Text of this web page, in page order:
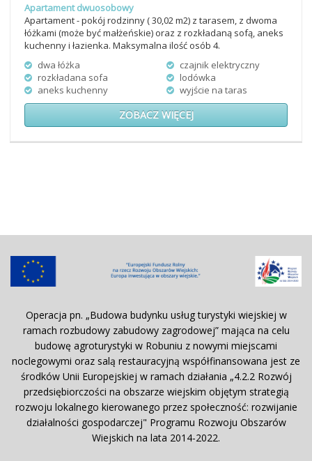
Apartament dwuosobowy
Apartament - pokój rodzinny ( 30,02 m2) z tarasem, z dwoma
łóżkami (może być małżeńskie) oraz z rozkładaną sofą, aneks
kuchenny i łazienka. Maksymalna ilość osób 4.
dwa łóżka
rozkładana sofa
aneks kuchenny
czajnik elektryczny
lodówka
wyjście na taras
ZOBACZ WIĘCEJ
Operacja pn. „Budowa budynku usług turystyki wiejskiej w
ramach rozbudowy zabudowy zagrodowej” mająca na celu
budowę agroturystyki w Robuniu z nowymi miejscami
noclegowymi oraz salą restauracyjną współfinansowana jest ze
środków Unii Europejskiej w ramach działania „4.2.2 Rozwój
przedsiębiorczości na obszarze wiejskim objętym strategią
rozwoju lokalnego kierowanego przez społeczność: rozwijanie
działalności gospodarczej" Programu Rozwoju Obszarów
Wiejskich na lata 2014-2022.